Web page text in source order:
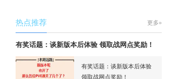
热点推荐 更多»
有奖话题：谈新版本后体验 领取战网点奖励！
有奖话题：谈新版本后体验
领取战网点奖励！